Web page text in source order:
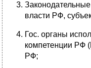
власти РФ,
Гос. органы
компетенции РФ
РФ;